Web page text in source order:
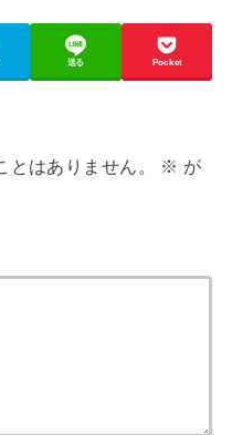
送る Pocket
はありません。 ※ が